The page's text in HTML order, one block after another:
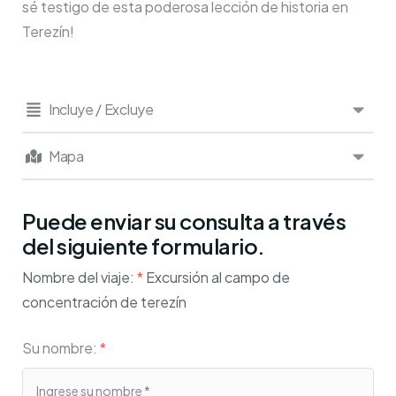
Incluye / Excluye
Mapa
sé testigo de esta poderosa lección de historia en
Terezín!
Puede enviar su consulta a través
del siguiente formulario.
Nombre del viaje: *Excursión al campo de
concentración de terezín
Su nombre: *